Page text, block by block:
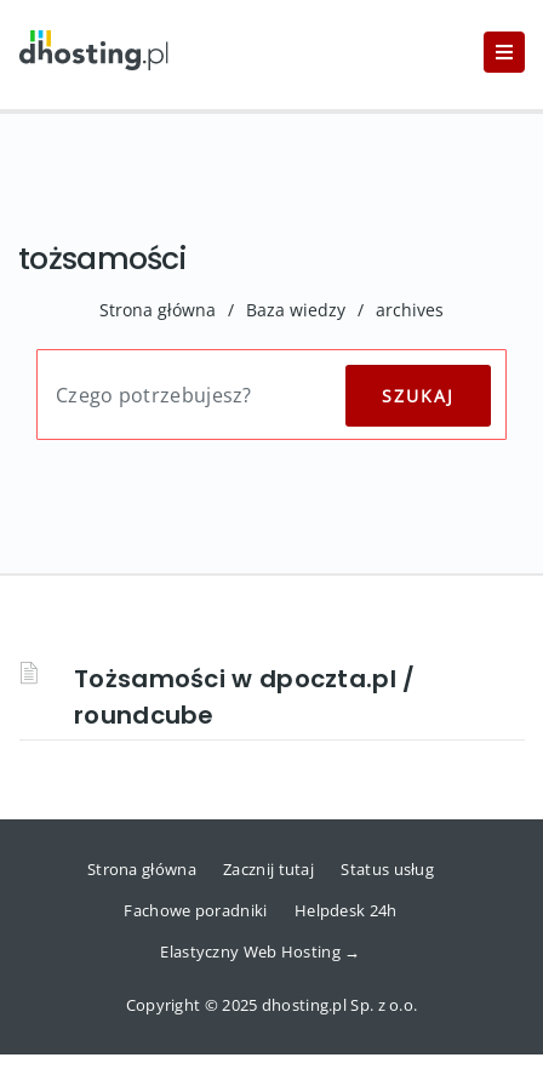
tożsamości
Strona główna / Baza wiedzy / archives
Tożsamości w dpoczta.pl /
roundcube
Strona główna Zacznij tutaj
Status usług
Fachowe poradniki
Helpdesk 24h
Elastyczny Web Hosting →
Copyright © 2025 dhosting.pl Sp. z o.o.